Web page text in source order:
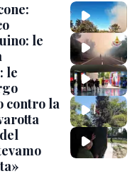
le
le
contro la